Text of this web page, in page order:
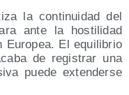
la con­ti­nui­dad del
ante la hos­ti­li­dad
Euro­pea. El equi­li­brio
de regis­trar una
pue­de exten­der­se